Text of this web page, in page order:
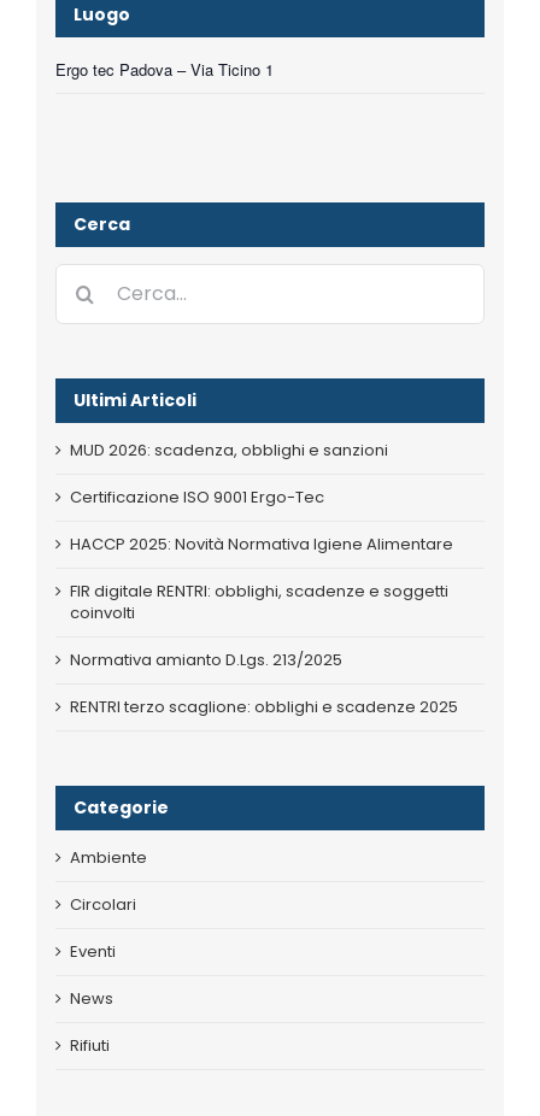
Luogo
Ergo tec Padova – Via Ticino 1
Cerca
Cerca
per:
Ultimi Articoli
MUD 2026: scadenza, obblighi e sanzioni
Certificazione ISO 9001 Ergo-Tec
HACCP 2025: Novità Normativa Igiene Alimentare
FIR digitale RENTRI: obblighi, scadenze e soggetti
coinvolti
Normativa amianto D.Lgs. 213/2025
RENTRI terzo scaglione: obblighi e scadenze 2025
Categorie
Ambiente
Circolari
Eventi
News
Rifiuti